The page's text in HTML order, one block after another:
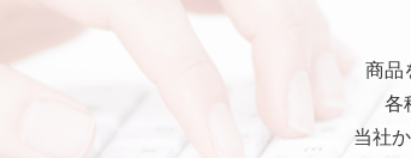
商品
各
当社